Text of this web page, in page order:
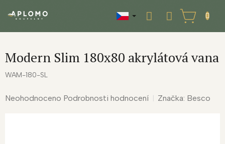
NÁKUPNÍ
KOŠÍK
Modern Slim 180x80 akrylátová vana
WAM-180-SL
Průměrné
Neohodnoceno Podrobnosti hodnocení Značka: Besco